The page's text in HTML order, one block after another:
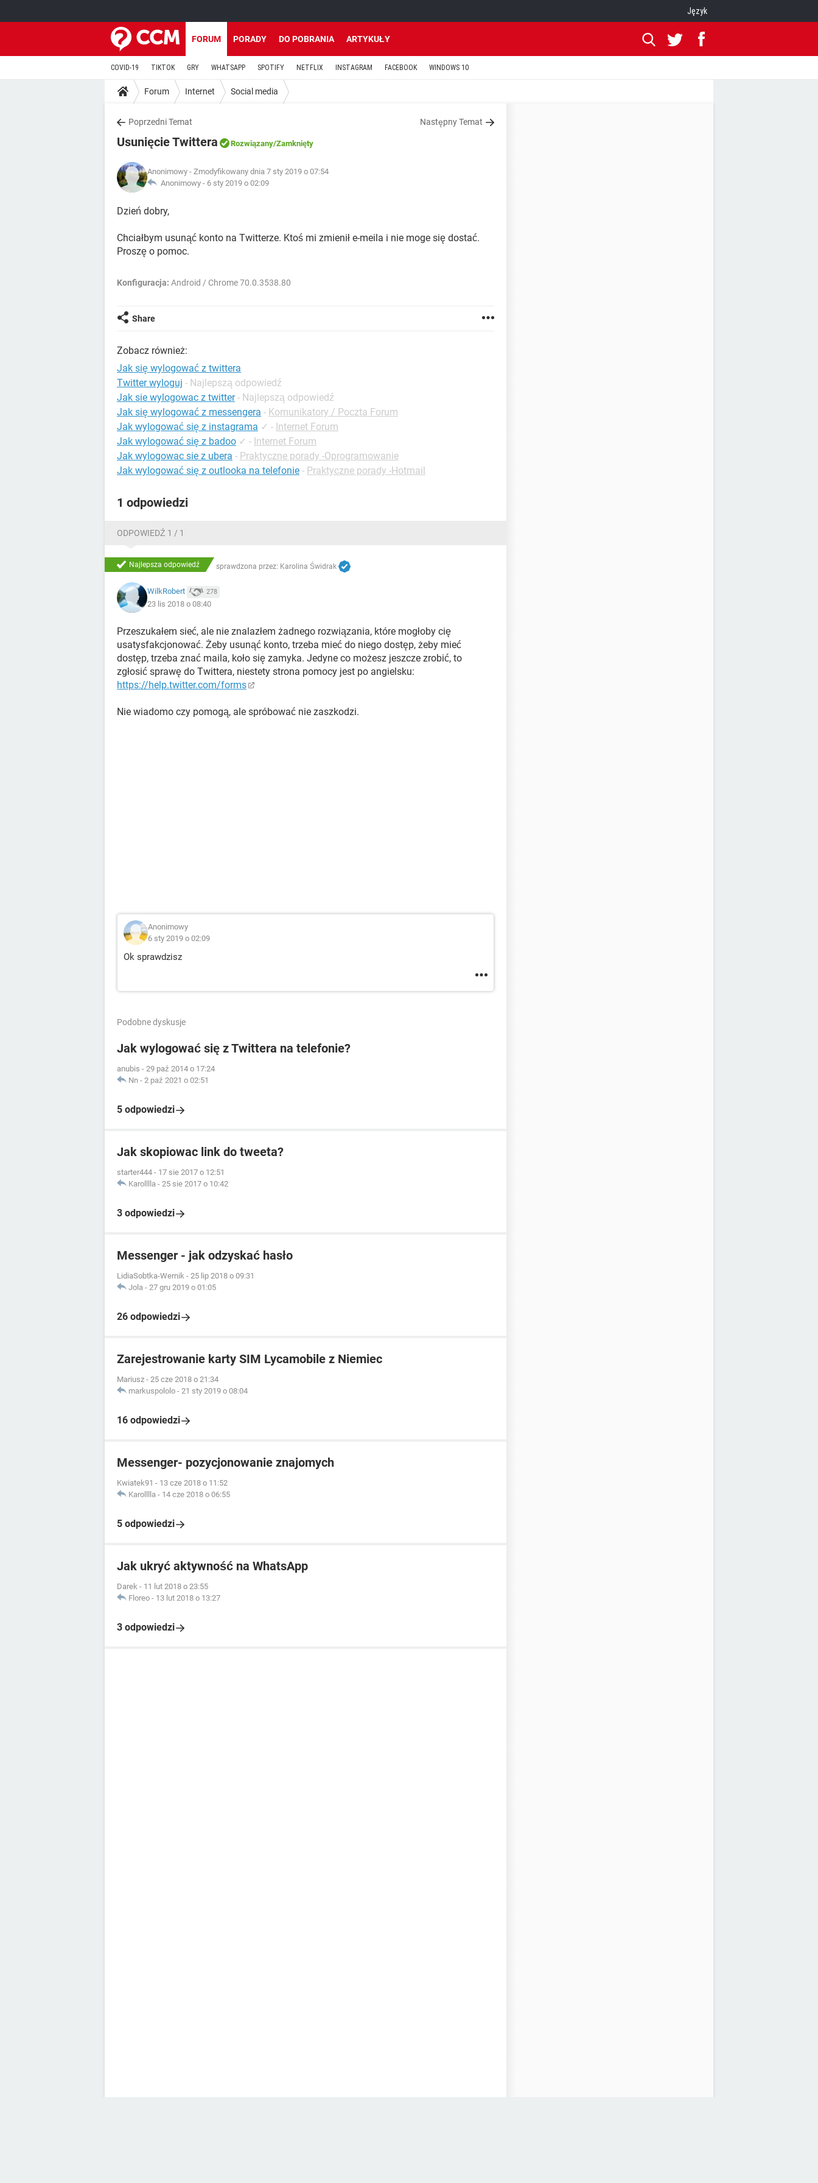
Język
FORUM PORADY DO POBRANIA ARTYKUŁY
COVID-19 TIKTOK GRY WHATSAPP SPOTIFY NETFLIX INSTAGRAM FACEBOOK WINDOWS 10
Forum Internet Social media
Poprzedni Temat Następny Temat
Usunięcie Twittera Rozwiązany/Zamknięty
Anonimowy - Zmodyfikowany dnia 7 sty 2019 o 07:54
Anonimowy - 6 sty 2019 o 02:09
Dzień dobry,
Chciałbym usunąć konto na Twitterze. Ktoś mi zmienił e-meila i nie moge się dostać.
Proszę o pomoc.
Konfiguracja: Android / Chrome 70.0.3538.80
Share
Zobacz również:
Jak się wylogować z twittera
Twitter wyloguj - Najlepszą odpowiedź
Jak sie wylogowac z twitter - Najlepszą odpowiedź
Jak się wylogować z messengera - Komunikatory / Poczta Forum
Jak wylogować się z instagrama ✓ - Internet Forum
Jak wylogować się z badoo ✓ - Internet Forum
Jak wylogowac sie z ubera - Praktyczne porady -Oprogramowanie
Jak wylogować się z outlooka na telefonie - Praktyczne porady -Hotmail
1 odpowiedzi
ODPOWIEDŹ 1 / 1
Najlepsza odpowiedź sprawdzona przez: Karolina Świdrak
WilkRobert 278
23 lis 2018 o 08:40
Przeszukałem sieć, ale nie znalazłem żadnego rozwiązania, które mogłoby cię
usatysfakcjonować. Żeby usunąć konto, trzeba mieć do niego dostęp, żeby mieć
dostęp, trzeba znać maila, koło się zamyka. Jedyne co możesz jeszcze zrobić, to
zgłosić sprawę do Twittera, niestety strona pomocy jest po angielsku:
https://help.twitter.com/forms
Nie wiadomo czy pomogą, ale spróbować nie zaszkodzi.
Anonimowy
6 sty 2019 o 02:09
Ok sprawdzisz
Podobne dyskusje
Jak wylogować się z Twittera na telefonie?
anubis - 29 paź 2014 o 17:24
Nn - 2 paź 2021 o 02:51
5 odpowiedzi
Jak skopiowac link do tweeta?
starter444 - 17 sie 2017 o 12:51
Karolllla - 25 sie 2017 o 10:42
3 odpowiedzi
Messenger - jak odzyskać hasło
LidiaSobtka-Wernik - 25 lip 2018 o 09:31
Jola - 27 gru 2019 o 01:05
26 odpowiedzi
Zarejestrowanie karty SIM Lycamobile z Niemiec
Mariusz - 25 cze 2018 o 21:34
markuspololo - 21 sty 2019 o 08:04
16 odpowiedzi
Messenger- pozycjonowanie znajomych
Kwiatek91 - 13 cze 2018 o 11:52
Karolllla - 14 cze 2018 o 06:55
5 odpowiedzi
Jak ukryć aktywność na WhatsApp
Darek - 11 lut 2018 o 23:55
Floreo - 13 lut 2018 o 13:27
3 odpowiedzi